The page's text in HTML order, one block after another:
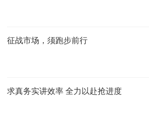
征战市场，须跑步前行
求真务实讲效率 全力以赴抢进度